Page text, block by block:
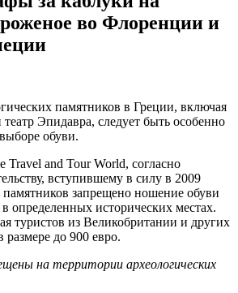
во Флоренции и
памятников в Греции, включая
Эпидавра, следует быть особенно
обуви.
Travel and Tour World, согласно
вступившему в силу в 2009
запрещено ношение обуви
определенных исторических местах.
туристов из Великобритании и других
размере до 900 евро.
на территории археологических